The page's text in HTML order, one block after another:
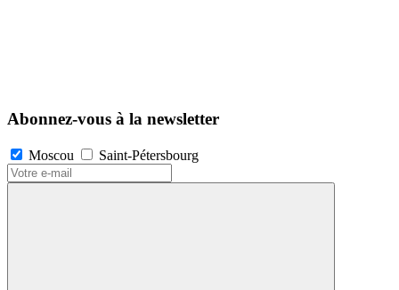
Abonnez-vous à la newsletter
Moscou Saint-Pétersbourg